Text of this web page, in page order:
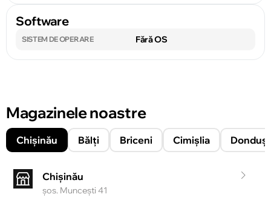
Software
SISTEM DE OPERARE Fără OS
Magazinele noastre
Chișinău Bălți Briceni Cimișlia
Chișinău
şos. Munceşti 41